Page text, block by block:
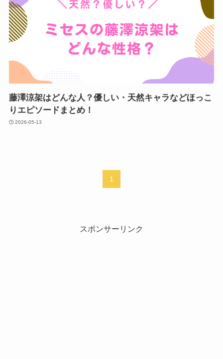
藤澤涼架はどんな人？優しい・天然キャラなどほっこ
りエピソードまとめ！
2026-05-13
1
スポンサーリンク